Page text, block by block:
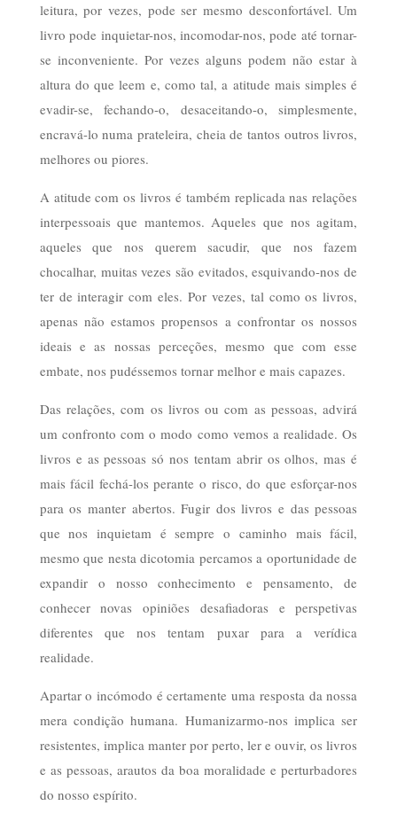
leitura, por vezes, pode ser mesmo desconfortável. Um
livro pode inquietar-nos, incomodar-nos, pode até tornar-
se inconveniente. Por vezes alguns podem não estar à
altura do que leem e, como tal, a atitude mais simples é
evadir-se, fechando-o, desaceitando-o, simplesmente,
encravá-lo numa prateleira, cheia de tantos outros livros,
melhores ou piores.
A atitude com os livros é também replicada nas relações
interpessoais que mantemos. Aqueles que nos agitam,
aqueles que nos querem sacudir, que nos fazem
chocalhar, muitas vezes são evitados, esquivando-nos de
ter de interagir com eles. Por vezes, tal como os livros,
apenas não estamos propensos a confrontar os nossos
ideais e as nossas perceções, mesmo que com esse
embate, nos pudéssemos tornar melhor e mais capazes.
Das relações, com os livros ou com as pessoas, advirá
um confronto com o modo como vemos a realidade. Os
livros e as pessoas só nos tentam abrir os olhos, mas é
mais fácil fechá-los perante o risco, do que esforçar-nos
para os manter abertos. Fugir dos livros e das pessoas
que nos inquietam é sempre o caminho mais fácil,
mesmo que nesta dicotomia percamos a oportunidade de
expandir o nosso conhecimento e pensamento, de
conhecer novas opiniões desafiadoras e perspetivas
diferentes que nos tentam puxar para a verídica
realidade.
Apartar o incómodo é certamente uma resposta da nossa
mera condição humana. Humanizarmo-nos implica ser
resistentes, implica manter por perto, ler e ouvir, os livros
e as pessoas, arautos da boa moralidade e perturbadores
do nosso espírito.